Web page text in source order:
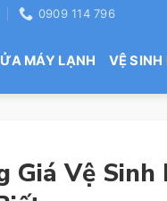
0909 114 796
MÁY LẠNH VỆ
Giá Vệ